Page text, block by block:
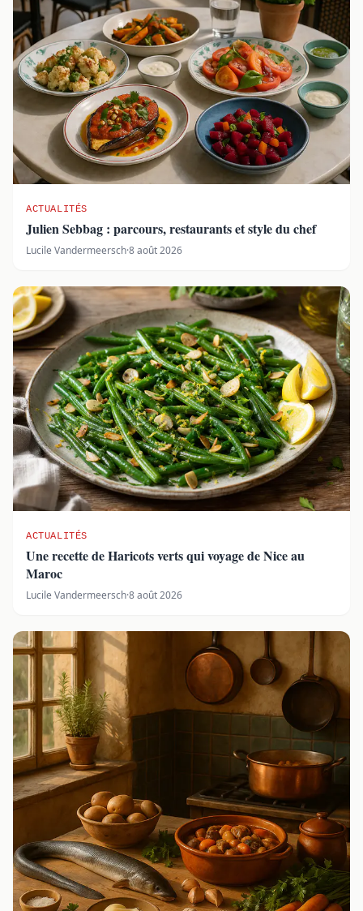
ACTUALITÉS
Julien Sebbag : parcours, restaurants et style du chef
Lucile Vandermeersch·8 août 2026
ACTUALITÉS
Une recette de Haricots verts qui voyage de Nice au
Maroc
Lucile Vandermeersch·8 août 2026